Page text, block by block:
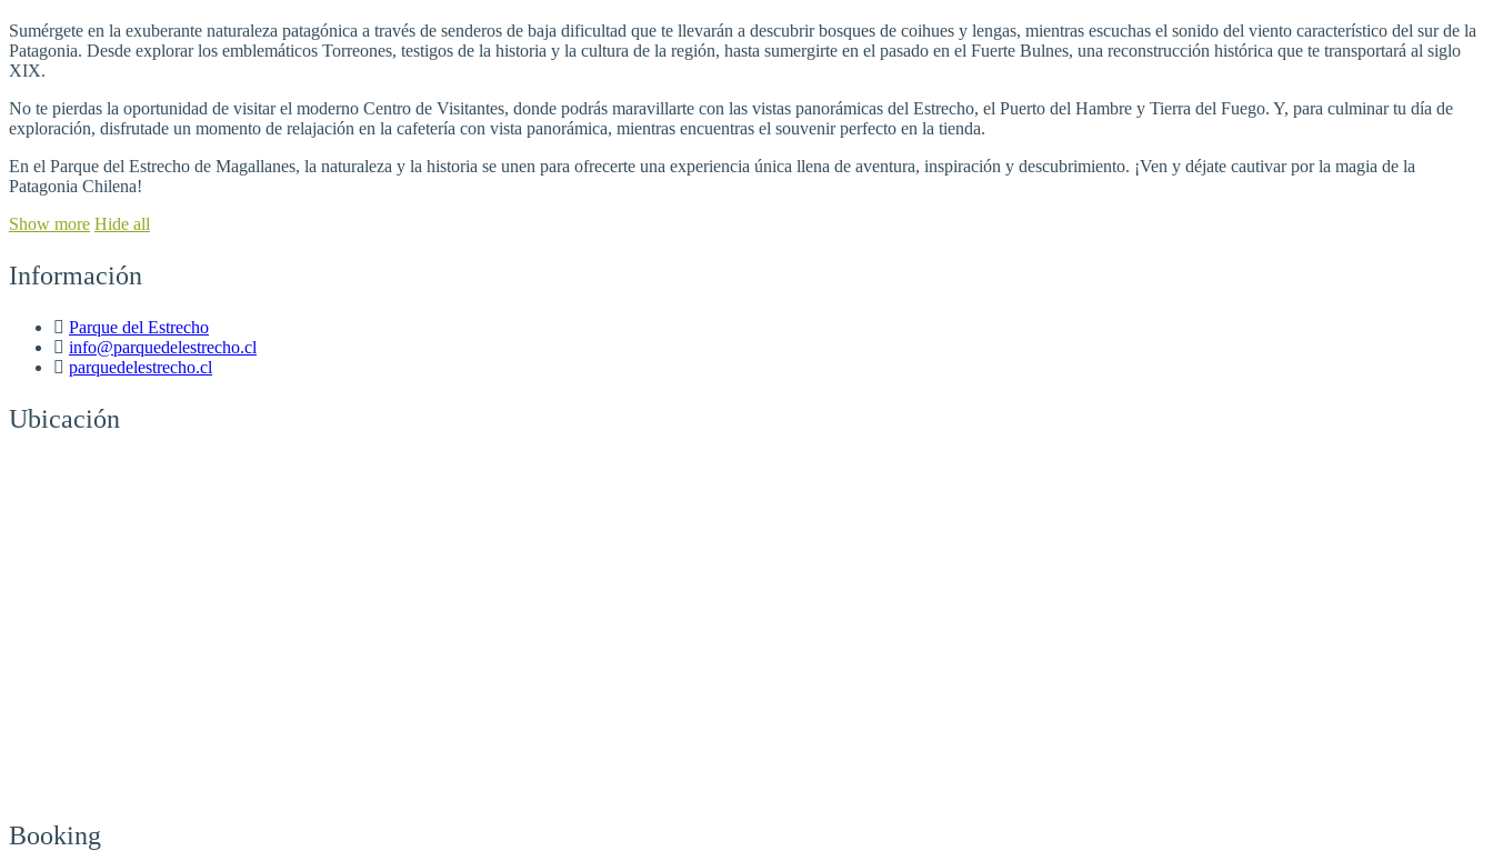
Sumérgete en la exuberante naturaleza patagónica a través de senderos de baja dificultad que te llevarán a descubrir bosques de coihues y lengas, mientras escuchas el sonido del viento característico del sur de la
Patagonia. Desde explorar los emblemáticos Torreones, testigos de la historia y la cultura de la región, hasta sumergirte en el pasado en el Fuerte Bulnes, una reconstrucción histórica que te transportará al siglo
XIX.
No te pierdas la oportunidad de visitar el moderno Centro de Visitantes, donde podrás maravillarte con las vistas panorámicas del Estrecho, el Puerto del Hambre y Tierra del Fuego. Y, para culminar tu día de
exploración, disfrutade un momento de relajación en la cafetería con vista panorámica, mientras encuentras el souvenir perfecto en la tienda.
En el Parque del Estrecho de Magallanes, la naturaleza y la historia se unen para ofrecerte una experiencia única llena de aventura, inspiración y descubrimiento. ¡Ven y déjate cautivar por la magia de la
Patagonia Chilena!
Show more Hide all
Información
Parque del Estrecho
info@parquedelestrecho.cl
parquedelestrecho.cl
Ubicación
Booking